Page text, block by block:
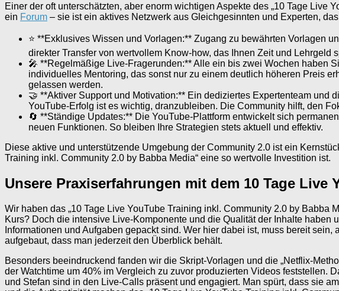
Einer der oft unterschätzten, aber enorm wichtigen Aspekte des „10 Tage
ein Forum – sie ist ein aktives Netzwerk aus Gleichgesinnten und Experten,
⭐ **Exklusives Wissen und Vorlagen:** Zugang zu bewährten Vorlagen
direkter Transfer von wertvollem Know-how, das Ihnen Zeit und Lehrgeld
🎤 **Regelmäßige Live-Fragerunden:** Alle ein bis zwei Wochen haben
individuelles Mentoring, das sonst nur zu einem deutlich höheren Preis
gelassen werden.
🤝 **Aktiver Support und Motivation:** Ein dediziertes Expertenteam und
YouTube-Erfolg ist es wichtig, dranzubleiben. Die Community hilft, den
🔄 **Ständige Updates:** Die YouTube-Plattform entwickelt sich
neuen Funktionen. So bleiben Ihre Strategien stets aktuell und effektiv.
Diese aktive und unterstützende Umgebung der Community 2.0 ist ein
Training inkl. Community 2.0 by Babba Media“ eine so wertvolle Investition ist.
Unsere Praxiserfahrungen mit dem 10 Tage
Wir haben das „10 Tage Live YouTube Training inkl. Community 2.0 by Babba
Kurs? Doch die intensive Live-Komponente und die Qualität der Inhalte
Informationen und Aufgaben gepackt sind. Wer hier dabei ist, muss bereit sein,
aufgebaut, dass man jederzeit den Überblick behält.
Besonders beeindruckend fanden wir die Skript-Vorlagen und die „Netflix-
der Watchtime um 40% im Vergleich zu zuvor produzierten Videos feststellen.
und Stefan sind in den Live-Calls präsent und engagiert. Man spürt, dass sie